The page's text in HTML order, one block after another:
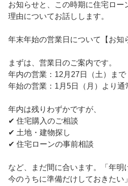
お知らせと、この時期に住宅ロー
理由についてお話しします。
年末年始の営業日について【お知
まずは、営業日のご案内です。
年内の営業：12月27日（土）まで
年始の営業：1月5日（月）より通
年内は残りわずかですが、
✔ 住宅購入のご相談
✔ 土地・建物探し
✔ 住宅ローンの事前相談
など、まだ間に合います。「年明
今のうちに準備だけしておきたい